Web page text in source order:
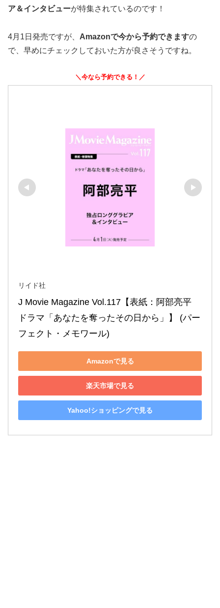
ア＆インタビューが特集されているのです！
4月1日発売ですが、 Amazonで今から予約できますの
で、早めにチェックしておいた方が良さそうですね。
＼今なら予約できる！／
リイド社
J Movie Magazine Vol.117【表紙：阿部亮平
ドラマ「あなたを奪ったその日から」】 (パー
フェクト・メモワール)
Amazonで見る
楽天市場で見る
Yahoo!ショッピングで見る